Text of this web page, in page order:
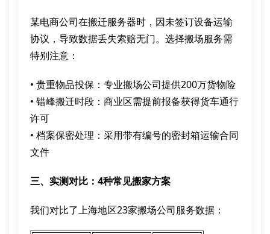
某电商公司在搬迁服务器时，因未签订设备运输
协议，导致数据丢失索赔无门。选择搬场服务需
特别注意：
• 贵重物品投保：专业搬场公司提供200万货物险
• 错峰搬迁时段：商业区需提前报备获得货车通行
许可
• 档案保密处理：采用带有编号的密封箱运输合同
文件
三、实测对比：4种常见搬家方案
我们对比了上海地区23家搬场公司服务数据：